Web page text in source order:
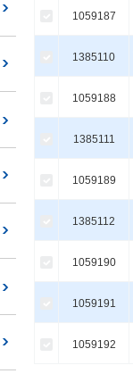
1059187
1385110
1059188
1385111
1059189
1385112
1059190
1059191
1059192